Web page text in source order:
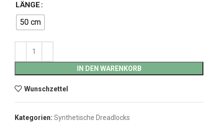
LÄNGE
50 cm
IN DEN WARENKORB
Wunschzettel
Kategorien: Synthetische Dreadlocks